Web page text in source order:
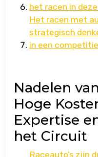
het racen in
Het racen met
strategisch
in een
Nadelen
Hoge
Expertise
het Circuit
Raceauto’s zijn